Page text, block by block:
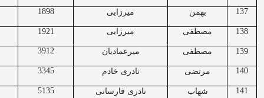
137 بهمن میرزایی 1898
138 مصطفی میرزایی 1921
139 مصطفی میرعمادیان 3912
140 مرتضی نادری خادم 3345
141 شهاب نادری فارسانی 5135